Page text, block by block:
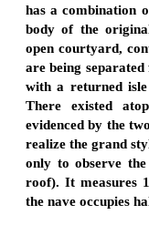
has a combination
body of the
open courtyard,
are being
with a returned
There existed
evidenced by the
realize the grand
only to observe
roof). It measures
the nave occupies